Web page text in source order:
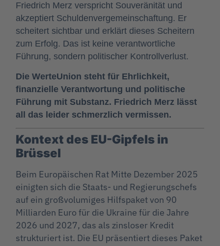
Friedrich Merz verspricht Souveränität und
akzeptiert Schuldenvergemeinschaftung. Er
scheitert sichtbar und erklärt dieses Scheitern
zum Erfolg. Das ist keine verantwortliche
Führung, sondern politischer Kontrollverlust.
Die WerteUnion steht für Ehrlichkeit,
finanzielle Verantwortung und politische
Führung mit Substanz. Friedrich Merz lässt
all das leider schmerzlich vermissen.
Kontext des EU-Gipfels in
Brüssel
Beim Europäischen Rat Mitte Dezember 2025
einigten sich die Staats- und Regierungschefs
auf ein großvolumiges Hilfspaket von 90
Milliarden Euro für die Ukraine für die Jahre
2026 und 2027, das als zinsloser Kredit
strukturiert ist. Die EU präsentiert dieses Paket